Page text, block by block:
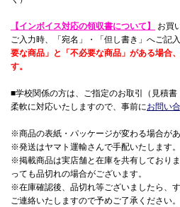
【インボイス対応の領収書について】
お買
ご入力時、「宛名」・「但し書き」へご記
要な商品」と「不必要な商品」がある場合
す。
■学校関係の方は、ご指定のお取引（見積
柔軟に対応いたしますので、事前にお問い
※商品の表紙・パッケージが変わる場合があ
※発送はヤマト運輸さんで手配いたします。
※掲載商品は実店舗と在庫を共有しており
っても品切れの場合がございます。
※在庫確認後、品切れ等ございましたら、
ご連絡いたしますので予めご了承ください。